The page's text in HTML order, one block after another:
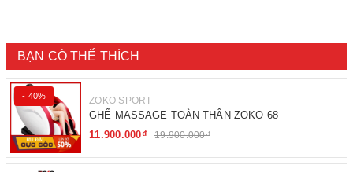
BẠN CÓ THỂ THÍCH
- 40% ZOKO SPORT
GHẾ MASSAGE TOÀN THÂN ZOKO 68
11.900.000₫
19.900.000₫